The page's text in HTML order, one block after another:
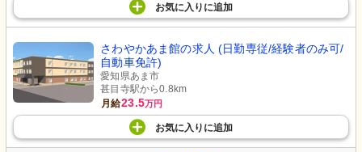
お気に入り に追加
さわやかあま館の求人 (日勤専従/経験者のみ可/
自動車免許)
愛知県あま市
甚目寺駅から0.8km
月給23.5万円
お気に入り に追加